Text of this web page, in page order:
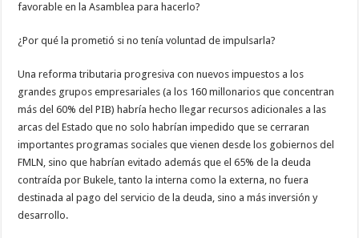
favorable en la Asamblea para hacerlo?
¿Por qué la prometió si no tenía voluntad de impulsarla?
Una reforma tributaria progresiva con nuevos impuestos a los
grandes grupos empresariales (a los 160 millonarios que concentran
más del 60% del PIB) habría hecho llegar recursos adicionales a las
arcas del Estado que no solo habrían impedido que se cerraran
importantes programas sociales que vienen desde los gobiernos del
FMLN, sino que habrían evitado además que el 65% de la deuda
contraída por Bukele, tanto la interna como la externa, no fuera
destinada al pago del servicio de la deuda, sino a más inversión y
desarrollo.